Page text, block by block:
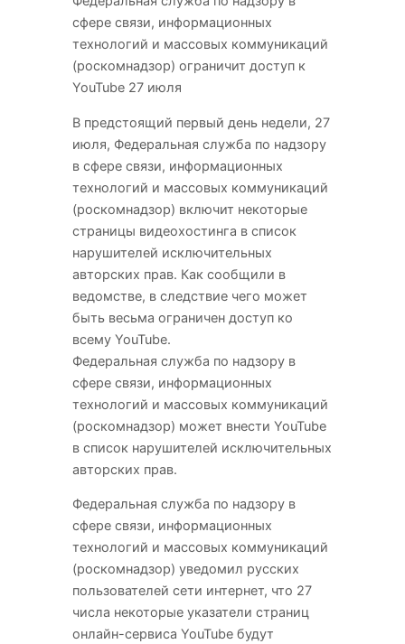
сфере связи, информационных
технологий и массовых коммуникаций
(роскомнадзор) ограничит доступ к
YouTube 27 июля
В предстоящий первый день недели, 27
июля, Федеральная служба по надзору
в сфере связи, информационных
технологий и массовых коммуникаций
(роскомнадзор) включит некоторые
страницы видеохостинга в список
нарушителей исключительных
авторских прав. Как сообщили в
ведомстве, в следствие чего может
быть весьма ограничен доступ ко
всему YouTube.
Федеральная служба по надзору в
сфере связи, информационных
технологий и массовых коммуникаций
(роскомнадзор) может внести YouTube
в список нарушителей исключительных
авторских прав.
Федеральная служба по надзору в
сфере связи, информационных
технологий и массовых коммуникаций
(роскомнадзор) уведомил русских
пользователей сети интернет, что 27
числа некоторые указатели страниц
онлайн-сервиса YouTube будут